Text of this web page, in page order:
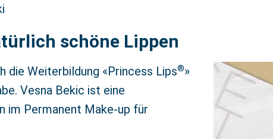
schöne Lippen
die Weiterbildung «Princess Lips®»
Vesna Bekic ist eine
im Permanent Make-up für